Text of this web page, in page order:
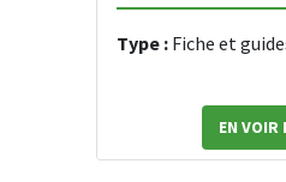
Type : Fiche et
EN VOIR